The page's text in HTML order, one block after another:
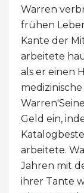
Warren
frühen
Kante der
arbeitete
als er einen
Geld ein,
arbeitete.
Jahren mit
ihrer Tante